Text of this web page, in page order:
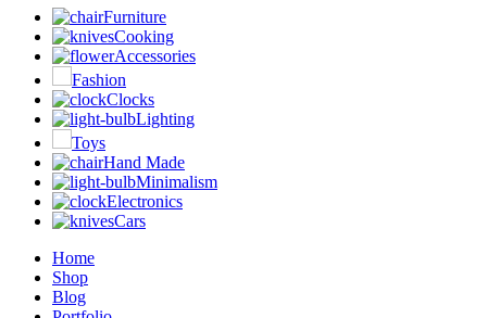
Furniture
Cooking
Accessories
Fashion
Clocks
Lighting
Toys
Hand Made
Minimalism
Electronics
Cars
Home
Shop
Blog